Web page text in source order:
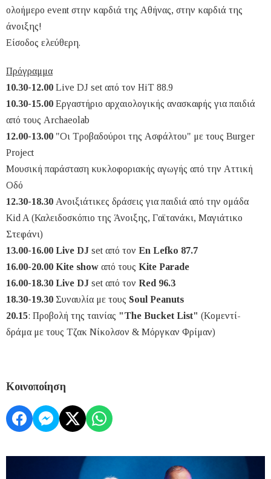
ολοήμερο event στην καρδιά της Αθήνας, στην καρδιά της
άνοιξης!
Είσοδος ελεύθερη.
Πρόγραμμα
10.30-12.00 Live DJ set από τον HiT 88.9
10.30-15.00 Εργαστήριο αρχαιολογικής ανασκαφής για παιδιά
από τους Archaeolab
12.00-13.00 "Οι Τροβαδούροι της Ασφάλτου" με τους Burger
Project
Μουσική παράσταση κυκλοφοριακής αγωγής από την Αττική
Οδό
12.30-18.30 Ανοιξιάτικες δράσεις για παιδιά από την ομάδα
Kid A (Καλειδοσκόπιο της Άνοιξης, Γαϊτανάκι, Μαγιάτικο
Στεφάνι)
13.00-16.00 Live DJ set από τον En Lefko 87.7
16.00-20.00 Kite show από τους Kite Parade
16.00-18.30 Live DJ set από τον Red 96.3
18.30-19.30 Συναυλία με τους Soul Peanuts
20.15: Προβολή της ταινίας "The Bucket List" (Κομεντί-
δράμα με τους Τζακ Νίκολσον & Μόργκαν Φρίμαν)
Κοινοποίηση